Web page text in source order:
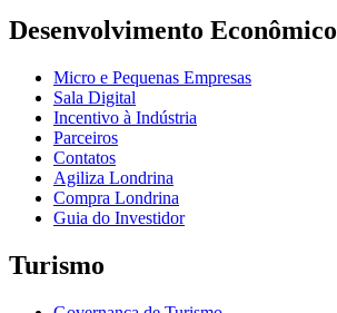
Desenvolvimento Econômico
Micro e Pequenas Empresas
Sala Digital
Incentivo à Indústria
Parceiros
Contatos
Agiliza Londrina
Compra Londrina
Guia do Investidor
Turismo